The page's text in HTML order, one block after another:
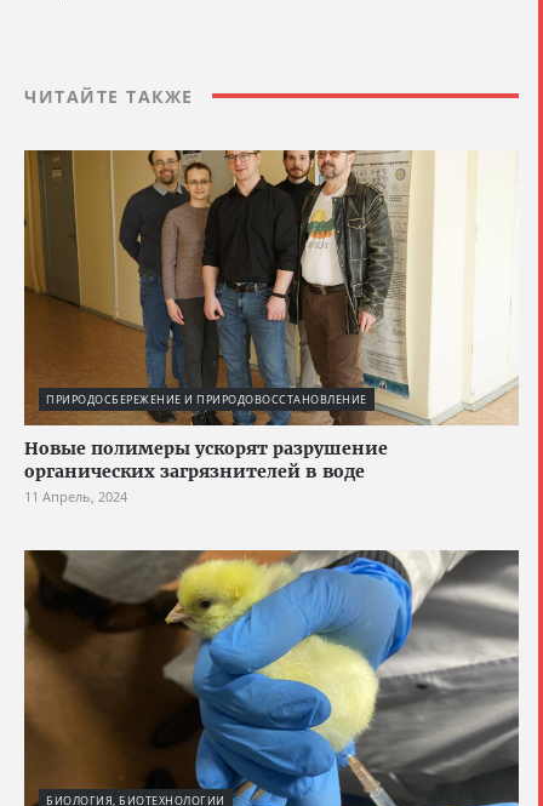
ЧИТАЙТЕ ТАКЖЕ
ПРИРОДОСБЕРЕЖЕНИЕ И ПРИРОДОВОССТАНОВЛЕНИЕ
Новые полимеры ускорят разрушение
органических загрязнителей в воде
11 Апрель, 2024
БИОЛОГИЯ, БИОТЕХНОЛОГИИ